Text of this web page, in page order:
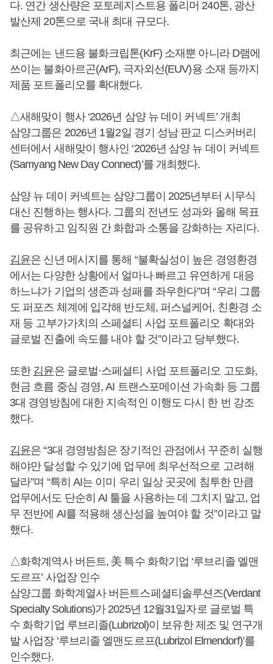
다. 연간 생산량은 포토레지스트용 폴리머 240톤, 광산
발산제 20톤으로 국내 최대 규모다.
최근에는 낸드용 불화크립톤(KrF) 소재뿐 아니라 D램에
쓰이는 불화아르곤(ArF), 극자외선(EUV)용 소재 등까지
제품 포트폴리오를 확대했다.
△새해맞이 행사 ‘2026년 삼양 뉴 데이 커넥트’ 개최
삼양그룹은 2026년 1월2일 경기 성남 판교 디스커버리
센터에서 새해맞이 행사인 ‘2026년 삼양 뉴 데이 커넥트
(Samyang New Day Connect)’를 개최했다.
삼양 뉴 데이 커넥트는 삼양그룹이 2025년부터 시무식
대신 진행하는 행사다. 그룹의 전년도 성과와 올해 목표
를 공유하고 임직원 간 화합과 소통을 강화하는 자리다.
김윤은 신년 메시지를 통해 “불확실성이 높은 경영환경
에서는 다양한 상황에서 얼마나 빠르고 유연하게 대응
하느냐가 기업의 생존과 성패를 좌우한다”며 “우리 그룹
도 퍼포즈 체계에 입각해 반도체, 퍼스널케어, 친환경 소
재 등 고부가가치의 스페셜티 사업 포트폴리오 확대와
글로벌 진출에 속도를 내야 할 것”이라고 당부했다.
또한 김윤은 글로벌·스페셜티 사업 포트폴리오 고도화,
현금 흐름 중심 경영, AI 트랜스포메이션 가속화 등 그룹
3대 경영방침에 대한 지속적인 이행도 다시 한 번 강조
했다.
김윤은 “3대 경영방침은 장기적인 관점에서 꾸준히 실행
해야만 달성할 수 있기에 업무에 최우선적으로 고려해
달라”며 “특히 AI는 이미 우리 일상 곳곳에 침투한 만큼
업무에서도 단순히 AI 툴을 사용하는 데 그치지 말고, 업
무 전반에 AI를 적용해 생산성을 높여야 할 것”이라고 말
했다.
△화학계역사 버든트, 美 특수 화학기업 ‘루브리졸 엘맨
도르프’ 사업장 인수
삼양그룹 화학계열사 버든트스페셜티솔루션즈(Verdant
Specialty Solutions)가 2025년 12월31일자로 글로벌 특
수 화학기업 루브리졸(Lubrizol)이 보유한 제조 및 연구개
발 사업장 ‘루브리졸 엘맨도르프(Lubrizol Elmendorf)’를
인수했다.